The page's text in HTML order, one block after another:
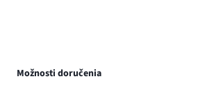
Možnosti doručenia